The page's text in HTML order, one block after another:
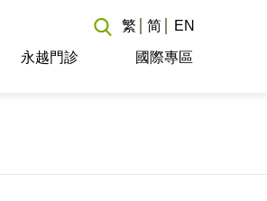
永越門診 國際專區
繁 简 EN